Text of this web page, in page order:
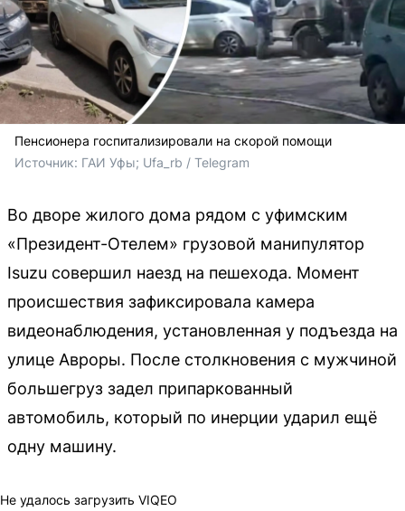
Пенсионера госпитализировали на скорой помощи
Источник: ГАИ Уфы; Ufa_rb / Telegram
Во дворе жилого дома рядом с уфимским
«Президент-Отелем» грузовой манипулятор
Isuzu совершил наезд на пешехода. Момент
происшествия зафиксировала камера
видеонаблюдения, установленная у подъезда на
улице Авроры. После столкновения с мужчиной
большегруз задел припаркованный
автомобиль, который по инерции ударил ещё
одну машину.
Не удалось загрузить VIQEO